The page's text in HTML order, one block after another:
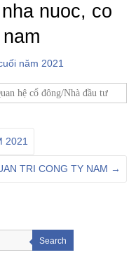
nuoc, co
năm 2021
hệ cổ đông/Nhà đầu tư
2021
TRI CONG TY NAM →
Search